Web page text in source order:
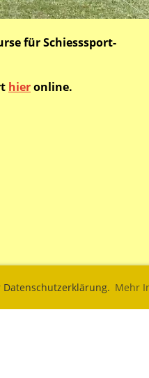
Mehr
für Schiesssport-
hieronline.